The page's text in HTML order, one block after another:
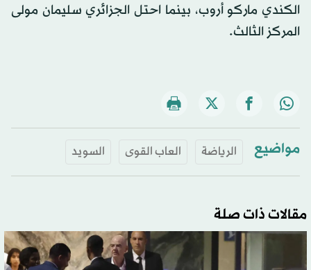
الكندي ماركو أروب، بينما احتل الجزائري سليمان مولى
المركز الثالث.
مواضيع الرياضة العاب القوى السويد
مقالات ذات صلة